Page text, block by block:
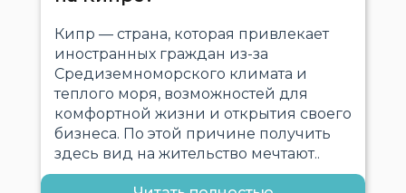
Кипр — страна, которая привлекает
иностранных граждан из-за
Средиземноморского климата и
теплого моря, возможностей для
комфортной жизни и открытия своего
бизнеса. По этой причине получить
здесь вид на жительство мечтают..